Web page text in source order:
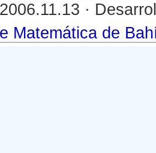
·
Matemática de